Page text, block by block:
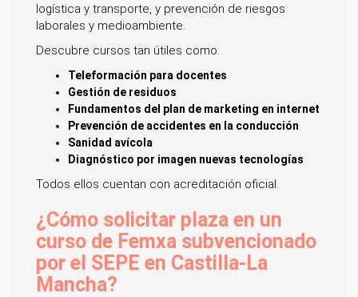
logística y transporte, y prevención de riesgos
laborales y medioambiente.
Descubre cursos tan útiles como:
Teleformación para docentes
Gestión de residuos
Fundamentos del plan de marketing en internet
Prevención de accidentes en la conducción
Sanidad avícola
Diagnóstico por imagen nuevas tecnologías
Todos ellos cuentan con acreditación oficial.
¿Cómo solicitar plaza en un
curso de Femxa subvencionado
por el SEPE en Castilla-La
Mancha?